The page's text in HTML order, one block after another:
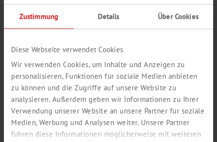
Zustimmung Details Über Cookies
Diese Webseite verwendet Cookies
Wir verwenden Cookies, um Inhalte und Anzeigen zu
personalisieren, Funktionen für soziale Medien anbieten
zu können und die Zugriffe auf unsere Website zu
analysieren. Außerdem geben wir Informationen zu Ihrer
Verwendung unserer Website an unsere Partner für soziale
Medien, Werbung und Analysen weiter. Unsere Partner
führen diese Informationen möglicherweise mit weiteren
You are not yet a Th. Geyer customer or do not have a customer
access to our webshop ?
This way to register